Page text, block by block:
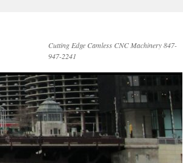
Cutting Edge Camless CNC Machinery 847-
947-2241